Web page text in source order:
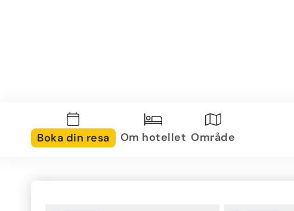
Boka din resa Om hotellet Område